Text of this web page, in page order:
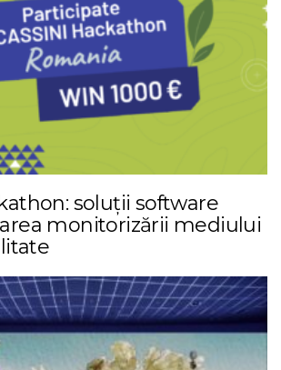
soluții software
monitorizării mediului